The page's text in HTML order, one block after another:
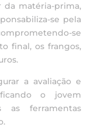
da matéria-prima,
se pela
se
final, os frangos,
a avaliação e
o jovem
as ferramentas